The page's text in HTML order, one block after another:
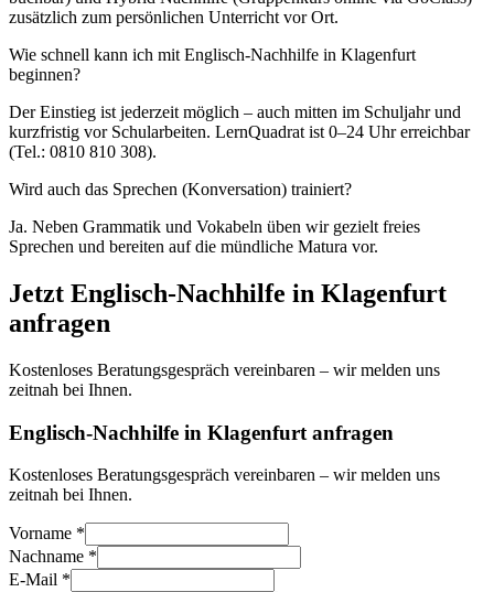
zusätzlich zum persönlichen Unterricht vor Ort.
Wie schnell kann ich mit Englisch-Nachhilfe in Klagenfurt
beginnen?
Der Einstieg ist jederzeit möglich – auch mitten im Schuljahr und
kurzfristig vor Schularbeiten. LernQuadrat ist 0–24 Uhr erreichbar
(Tel.: 0810 810 308).
Wird auch das Sprechen (Konversation) trainiert?
Ja. Neben Grammatik und Vokabeln üben wir gezielt freies
Sprechen und bereiten auf die mündliche Matura vor.
Jetzt Englisch-Nachhilfe in Klagenfurt
anfragen
Kostenloses Beratungsgespräch vereinbaren – wir melden uns
zeitnah bei Ihnen.
Englisch-Nachhilfe in Klagenfurt anfragen
Kostenloses Beratungsgespräch vereinbaren – wir melden uns
zeitnah bei Ihnen.
Vorname *
Nachname *
E-Mail *